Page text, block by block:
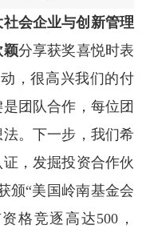
社会企业与创新管理
颖分享获奖喜悦时表
，很高兴我们的付
团队合作，每位团
。下一步，我们希
，发掘投资合作伙
颁“美国岭南基金会
格竞逐高达500，